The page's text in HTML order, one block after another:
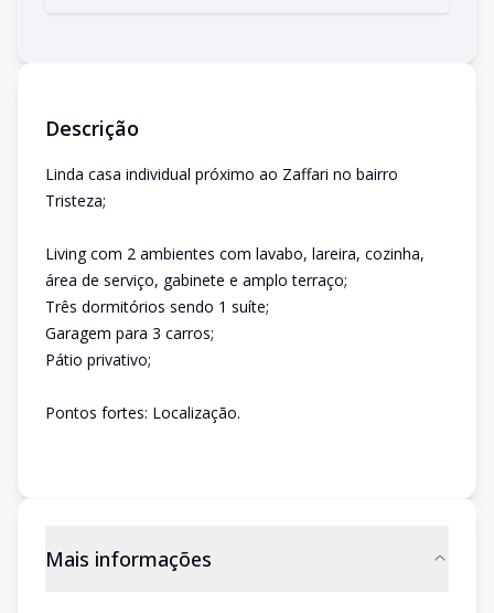
Descrição
Linda casa individual próximo ao Zaffari no bairro
Tristeza;
Living com 2 ambientes com lavabo, lareira, cozinha,
área de serviço, gabinete e amplo terraço;
Três dormitórios sendo 1 suíte;
Garagem para 3 carros;
Pátio privativo;
Pontos fortes: Localização.
Mais informações